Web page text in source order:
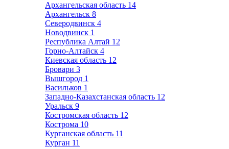
Архангельская область 14
Архангельск 8
Северодвинск 4
Новодвинск 1
Республика Алтай 12
Горно-Алтайск 4
Киевская область 12
Бровари 3
Вышгород 1
Васильков 1
Западно-Казахстанская область 12
Уральск 9
Костромская область 12
Кострома 10
Курганская область 11
Курган 11